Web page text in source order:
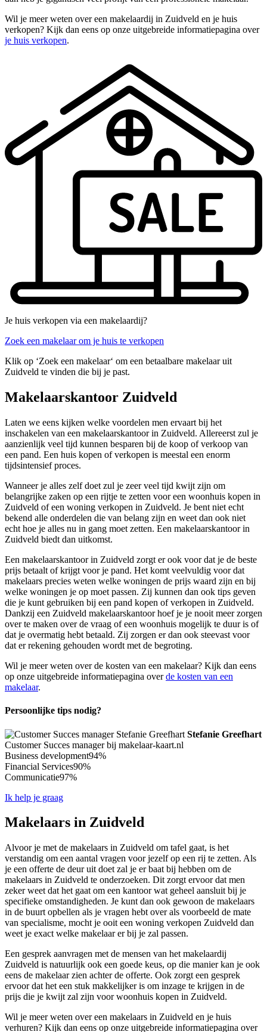
Wil je meer weten over een makelaardij in Zuidveld en je huis
verkopen? Kijk dan eens op onze uitgebreide informatiepagina over
je huis verkopen.
Je huis verkopen via een makelaardij?
Zoek een makelaar om je huis te verkopen
Klik op ‘Zoek een makelaar‘ om een betaalbare makelaar uit
Zuidveld te vinden die bij je past.
Makelaarskantoor Zuidveld
Laten we eens kijken welke voordelen men ervaart bij het
inschakelen van een makelaarskantoor in Zuidveld. Allereerst zul je
aanzienlijk veel tijd kunnen besparen bij de koop of verkoop van
een pand. Een huis kopen of verkopen is meestal een enorm
tijdsintensief proces.
Wanneer je alles zelf doet zul je zeer veel tijd kwijt zijn om
belangrijke zaken op een rijtje te zetten voor een woonhuis kopen in
Zuidveld of een woning verkopen in Zuidveld. Je bent niet echt
bekend alle onderdelen die van belang zijn en weet dan ook niet
echt hoe je alles nu in gang moet zetten. Een makelaarskantoor in
Zuidveld biedt dan uitkomst.
Een makelaarskantoor in Zuidveld zorgt er ook voor dat je de beste
prijs betaalt of krijgt voor je pand. Het komt veelvuldig voor dat
makelaars precies weten welke woningen de prijs waard zijn en bij
welke woningen je op moet passen. Zij kunnen dan ook tips geven
die je kunt gebruiken bij een pand kopen of verkopen in Zuidveld.
Dankzij een Zuidveld makelaarskantoor hoef je je nooit meer zorgen
over te maken over de vraag of een woonhuis mogelijk te duur is of
dat je overmatig hebt betaald. Zij zorgen er dan ook steevast voor
dat er rekening gehouden wordt met de begroting.
Wil je meer weten over de kosten van een makelaar? Kijk dan eens
op onze uitgebreide informatiepagina overde kosten van een
makelaar.
Persoonlijke tips nodig?
Stefanie Greefhart
Customer Succes manager bij makelaar-kaart.nl
Business development94%
Financial Services90%
Communicatie97%
Ik help je graag
Makelaars in Zuidveld
Alvoor je met de makelaars in Zuidveld om tafel gaat, is het
verstandig om een aantal vragen voor jezelf op een rij te zetten. Als
je een offerte de deur uit doet zal je er baat bij hebben om de
makelaars in Zuidveld te onderzoeken. Dit zorgt ervoor dat men
zeker weet dat het gaat om een kantoor wat geheel aansluit bij je
specifieke omstandigheden. Je kunt dan ook gewoon de makelaars
in de buurt opbellen als je vragen hebt over als voorbeeld de mate
van specialisme, mocht je ooit een woning verkopen Zuidveld dan
weet je exact welke makelaar er bij je zal passen.
Een gesprek aanvragen met de mensen van het makelaardij
Zuidveld is natuurlijk ook een goede keus, op die manier kan je ook
eens de makelaar zien achter de offerte. Ook zorgt een gesprek
ervoor dat het een stuk makkelijker is om inzage te krijgen in de
prijs die je kwijt zal zijn voor woonhuis kopen in Zuidveld.
Wil je meer weten over een makelaars in Zuidveld en je huis
verhuren? Kijk dan eens op onze uitgebreide informatiepagina over